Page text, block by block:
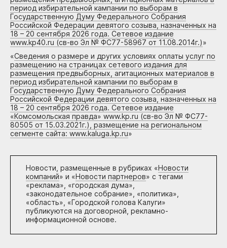
период избирательной кампании по выборам в
Государственную Думу Федерального Собрания
Российской Федерации девятого созыва, назначенных на
18 – 20 сентября 2026 года. Сетевое издание
www.kp40.ru (св-во Эл № ФС77-58967 от 11.08.2014г.)»
«Сведения о размере и других условиях оплаты услуг по
размещению на страницах сетевого издания для
размещения предвыборных, агитационных материалов в
период избирательной кампании по выборам в
Государственную Думу Федерального Собрания
Российской Федерации девятого созыва, назначенных на
18 – 20 сентября 2026 года. Сетевое издание
«Комсомольская правда» www.kp.ru (св-во Эл № ФС77-
80505 от 15.03.2021г.), размещение на региональном
сегменте сайта: www.kaluga.kp.ru»
Новости, размещенные в рубриках «Новости
компаний» и «Новости партнеров» с тегами
«реклама», «городская дума»,
«законодательное собрание», «политика»,
«область», «Городской голова Калуги»
публикуются на договорной, рекламно-
информационной основе.